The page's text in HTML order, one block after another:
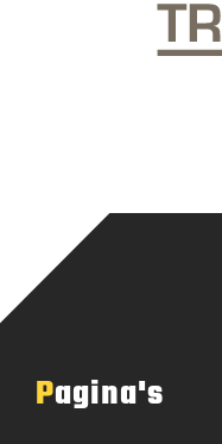
Pagina's